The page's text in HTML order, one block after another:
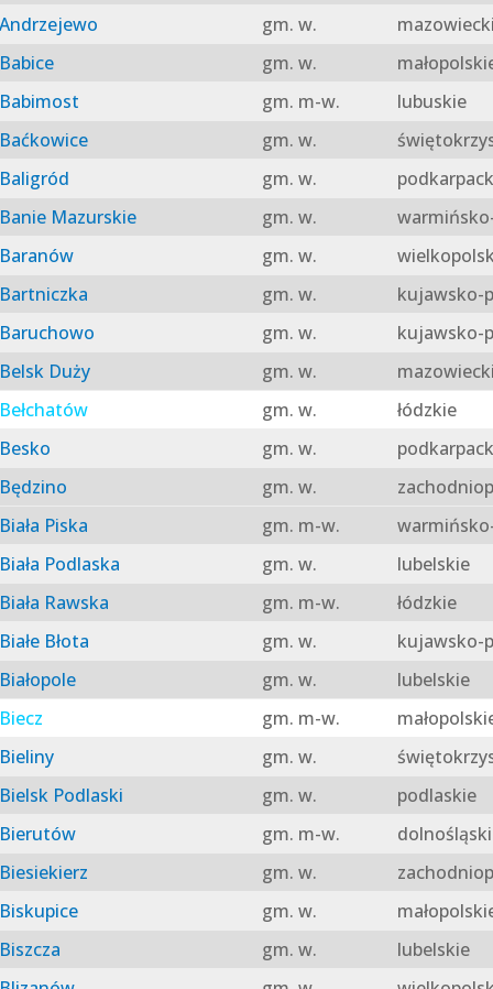
gm. w.
gm. w.
gm. m-w.
lubuskie
gm. w.
gm. w.
Mazurskie
gm. w.
gm. w.
gm. w.
kujawsko-
gm. w.
kujawsko-
Duży
gm. w.
gm. w.
łódzkie
gm. w.
gm. w.
Piska
gm. m-w.
Podlaska
gm. w.
lubelskie
Rawska
gm. m-w.
łódzkie
Błota
gm. w.
kujawsko-
gm. w.
lubelskie
gm. m-w.
gm. w.
Podlaski
gm. w.
podlaskie
gm. m-w.
gm. w.
gm. w.
gm. w.
lubelskie